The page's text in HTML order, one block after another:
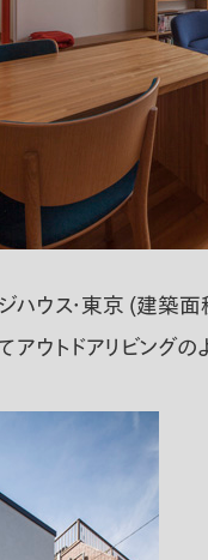
ハウス・東京 (建築
アウトドアリビング